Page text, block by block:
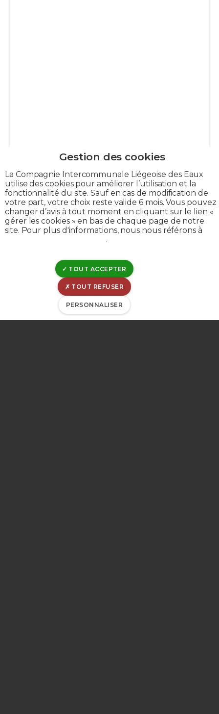
La Compagnie Intercommunale Liégeoise des Eaux
utilise des cookies pour améliorer l’utilisation et la
fonctionnalité du site. Sauf en cas de modification de
votre part, votre choix reste valide 6 mois. Vous pouvez
changer d’avis à tout moment en cliquant sur le lien «
gérer les cookies » en bas de chaque page de notre
site. Pour plus d'informations, nous nous référons à
.
TOUT ACCEPTER
TOUT REFUSER
PERSONNALISER